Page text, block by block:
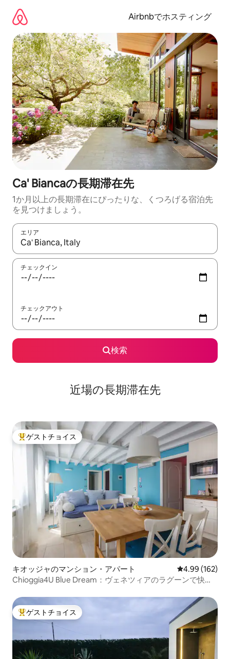
Airbnbでホスティング
Ca' Biancaの長期滞在先
1か月以上の長期滞在にぴったりな、くつろげる宿泊先
を見つけましょう。
エリア
検索結果が表示されたら、上下の矢印キーを使って移動するか
チェックイン
チェックアウト
検索
近場の長期滞在先
大好評のゲストチョイスです。
ゲストチョイス
キオッジャのマンション・アパート レビュー162
4.99 (162)
Chioggia4U Blue Dream：ヴェネツィアのラグーンで快適
大好評のゲストチョイスです。
ゲストチョイス